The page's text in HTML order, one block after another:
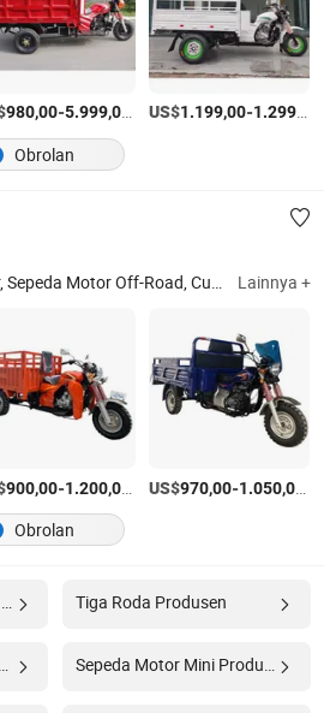
980,00-5.999,00 /Atur
US$1.199,00-1.299,00
Obrolan
Sepeda Motor, Trike, Skuter, Sepeda Motor Off-Road, Cub, Suku Cadang, Sepeda Motor Listrik, Sepeda Listrik, Skuter Listrik, Trike Listrik Lainnya +
900,00-1.200,00 /Bagian
US$970,00-1.050,00 /
Obrolan
Tiga Roda Produsen